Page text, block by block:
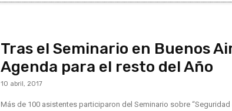
Tras el Seminario en Buenos
Agenda para el resto del Año
10 abril, 2017
Más de 100 asistentes participaron del Seminario sobre